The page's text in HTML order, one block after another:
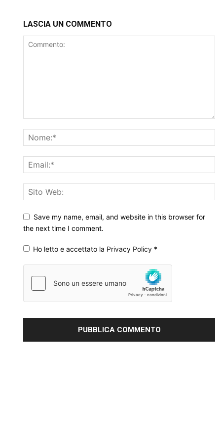
LASCIA UN COMMENTO
Save my name, email, and website in this browser for
the next time I comment.
Ho letto e accettato la Privacy Policy *